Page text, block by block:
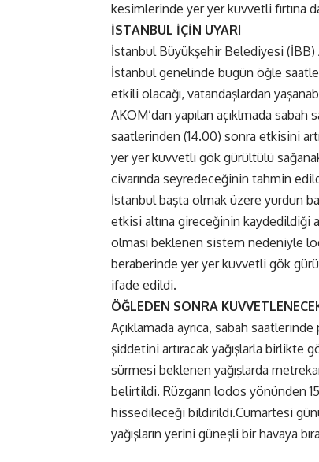
kesimlerinde yer yer kuvvetli fırtına
İSTANBUL İÇİN UYARI
İstanbul Büyükşehir Belediyesi (İBB)
İstanbul genelinde bugün öğle
etkili olacağı, vatandaşlardan
AKOM’dan yapılan açıklmada
saatlerinden (14.00) sonra etkisini
yer yer kuvvetli gök gürültülü
civarında seyredeceğinin tahmin
İstanbul başta olmak üzere yurdun
etkisi altına gireceğinin kaydedildiği
olması beklenen sistem nedeniyle
beraberinde yer yer kuvvetli gök
ifade edildi.
ÖĞLEDEN SONRA
Açıklamada ayrıca, sabah
şiddetini artıracak yağışlarla birlikte
sürmesi beklenen yağışlarda
belirtildi. Rüzgarın lodos yönünden
hissedileceği bildirildi.Cumartesi
yağışların yerini güneşli bir havaya